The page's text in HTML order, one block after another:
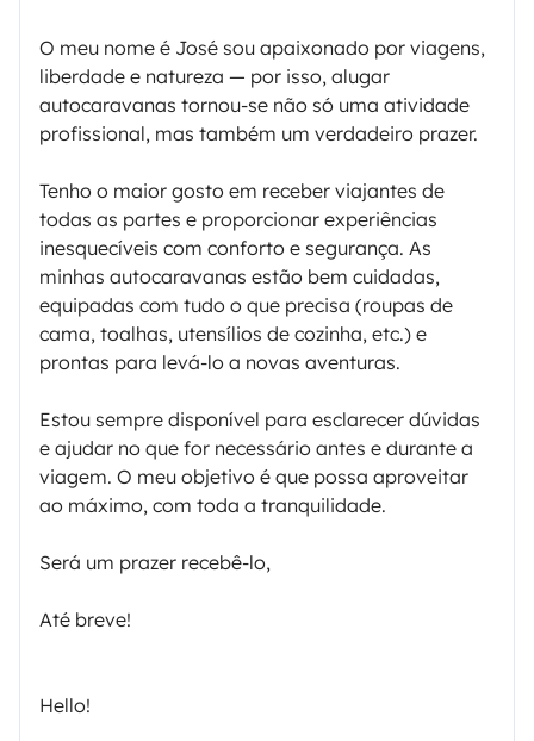
O meu nome é José sou apaixonado por viagens,
liberdade e natureza — por isso, alugar
autocaravanas tornou-se não só uma atividade
profissional, mas também um verdadeiro prazer.
Tenho o maior gosto em receber viajantes de
todas as partes e proporcionar experiências
inesquecíveis com conforto e segurança. As
minhas autocaravanas estão bem cuidadas,
equipadas com tudo o que precisa (roupas de
cama, toalhas, utensílios de cozinha, etc.) e
prontas para levá-lo a novas aventuras.
Estou sempre disponível para esclarecer dúvidas
e ajudar no que for necessário antes e durante a
viagem. O meu objetivo é que possa aproveitar
ao máximo, com toda a tranquilidade.
Será um prazer recebê-lo,
Até breve!
Hello!